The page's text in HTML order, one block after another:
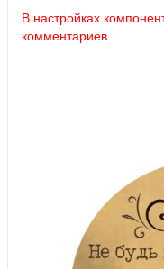
В настройках
комментариев